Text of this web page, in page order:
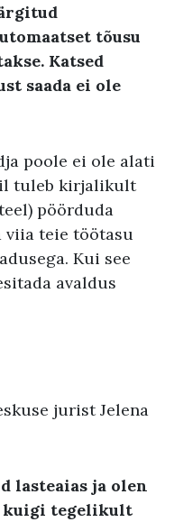
tõusu
Katsed
saada ei ole
poole ei ole alati
tuleb kirjalikult
pöörduda
viia teie töötasu
Kui see
avaldus
jurist Jelena
lasteaias ja olen
kuigi tegelikult